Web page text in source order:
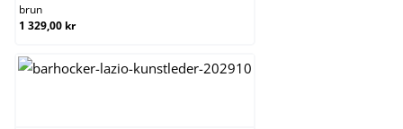
brun
1 329,00 kr